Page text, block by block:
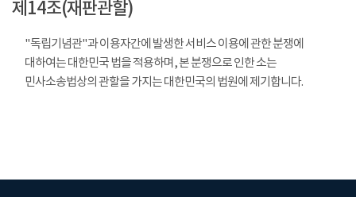
제14조(재판관할)
"독립기념관"과 이용자간에 발생한 서비스 이용에 관한 분쟁에
대하여는 대한민국 법을 적용하며, 본 분쟁으로 인한 소는
민사소송법상의 관할을 가지는 대한민국의 법원에 제기합니다.